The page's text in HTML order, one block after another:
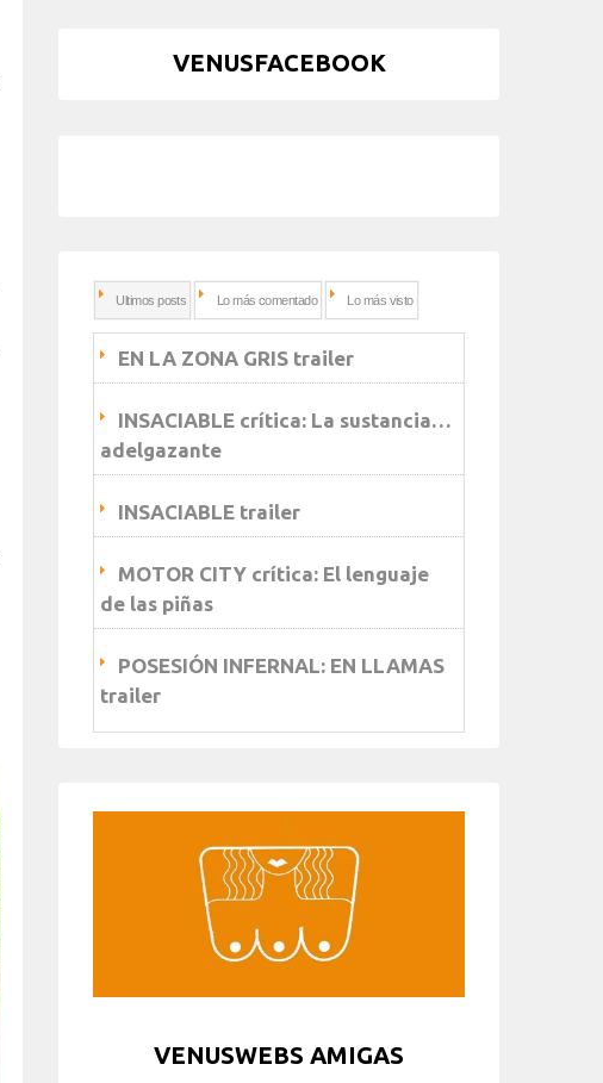
VENUSFACEBOOK
Ultimos posts Lo más comentado Lo más visto
EN LA ZONA GRIS trailer
INSACIABLE crítica: La sustancia…
adelgazante
INSACIABLE trailer
MOTOR CITY crítica: El lenguaje
de las piñas
POSESIÓN INFERNAL: EN LLAMAS
trailer
VENUSWEBS AMIGAS